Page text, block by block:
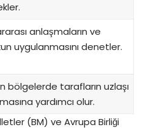
anlaşmaların ve
uygulanmasını denetler.
bölgelerde tarafların uzlaşı
yardımcı olur.
(BM) ve Avrupa Birliği